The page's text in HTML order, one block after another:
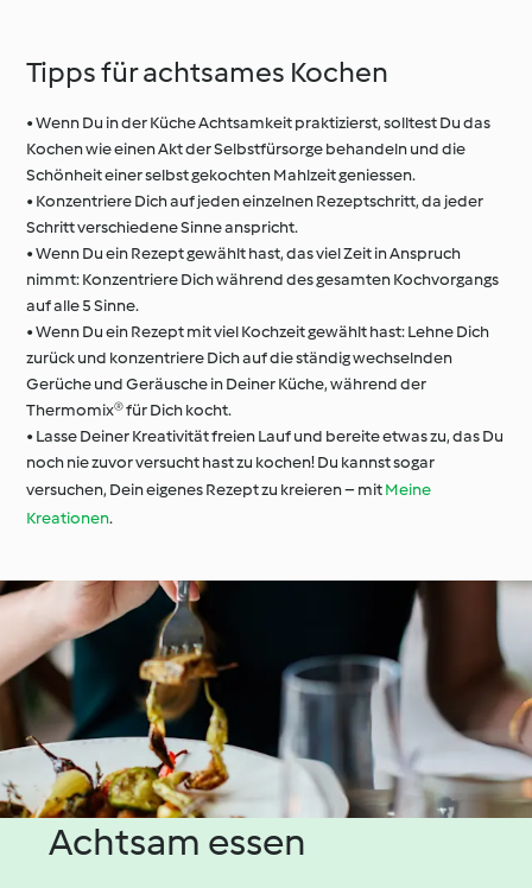
Tipps für achtsames Kochen
• Wenn Du in der Küche Achtsamkeit praktizierst, solltest Du das
Kochen wie einen Akt der Selbstfürsorge behandeln und die
Schönheit einer selbst gekochten Mahlzeit geniessen.
• Konzentriere Dich auf jeden einzelnen Rezeptschritt, da jeder
Schritt verschiedene Sinne anspricht.
• Wenn Du ein Rezept gewählt hast, das viel Zeit in Anspruch
nimmt: Konzentriere Dich während des gesamten Kochvorgangs
auf alle 5 Sinne.
• Wenn Du ein Rezept mit viel Kochzeit gewählt hast: Lehne Dich
zurück und konzentriere Dich auf die ständig wechselnden
Gerüche und Geräusche in Deiner Küche, während der
Thermomix® für Dich kocht.
• Lasse Deiner Kreativität freien Lauf und bereite etwas zu, das Du
noch nie zuvor versucht hast zu kochen! Du kannst sogar
versuchen, Dein eigenes Rezept zu kreieren – mitMeine
Kreationen.
Achtsam essen